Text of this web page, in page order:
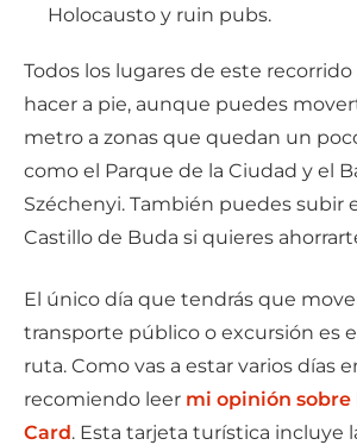
Holocausto y ruin pubs.
Todos los lugares de este
hacer a pie, aunque puedes
metro a zonas que quedan un
como el Parque de la Ciudad y el
Széchenyi. También puedes subir
Castillo de Buda si quieres
El único día que tendrás que
transporte público o excursión es
ruta. Como vas a estar varios días
recomiendo leer mi opinión sobre
Card. Esta tarjeta turística incluye